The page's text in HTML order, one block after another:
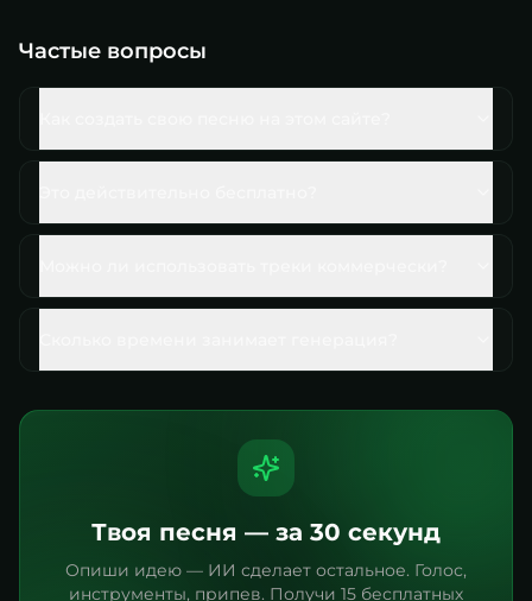
Частые вопросы
Твоя песня — за 30 секунд
Опиши идею — ИИ сделает остальное. Голос,
инструменты, припев. Получи 15 бесплатных